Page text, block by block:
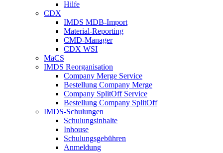
Hilfe
CDX
IMDS MDB-Import
Material-Reporting
CMD-Manager
CDX WSI
MaCS
IMDS Reorganisation
Company Merge Service
Bestellung Company Merge
Company SplitOff Service
Bestellung Company SplitOff
IMDS-Schulungen
Schulungsinhalte
Inhouse
Schulungsgebühren
Anmeldung